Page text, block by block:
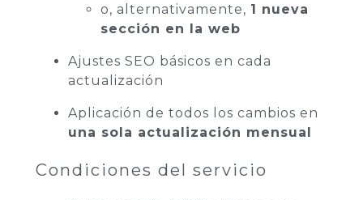
o, alternativamente, 1 nueva
sección en la web
Ajustes SEO básicos en cada
actualización
Aplicación de todos los cambios en
una sola actualización mensual
Condiciones del servicio